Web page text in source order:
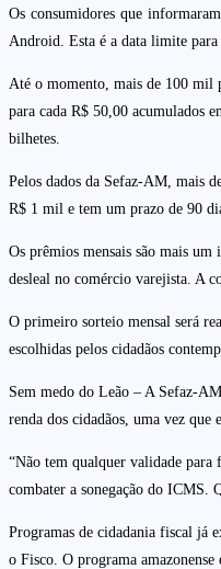
Os consumidores que
Android. Esta é a data limite
Até o momento, mais de 100 mil
para cada R$ 50,00 acumulados
bilhetes.
Pelos dados da Sefaz-AM, mais
R$ 1 mil e tem um prazo de 90
Os prêmios mensais são mais
desleal no comércio varejista. A
O primeiro sorteio mensal será
escolhidas pelos cidadãos
Sem medo do Leão – A Sefaz-
renda dos cidadãos, uma vez
“Não tem qualquer validade para
combater a sonegação do ICMS.
Programas de cidadania fiscal já
o Fisco. O programa